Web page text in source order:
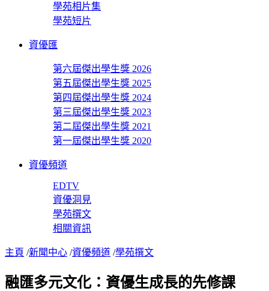
學苑相片集
學苑短片
資優匯
第六屆傑出學生獎 2026
第五屆傑出學生獎 2025
第四屆傑出學生獎 2024
第三屆傑出學生獎 2023
第二屆傑出學生獎 2021
第一屆傑出學生獎 2020
資優頻道
EDTV
資優洞見
學苑撰文
相關資訊
主頁 /新聞中心 /資優頻道 /學苑撰文
融匯多元文化：資優生成長的先修課